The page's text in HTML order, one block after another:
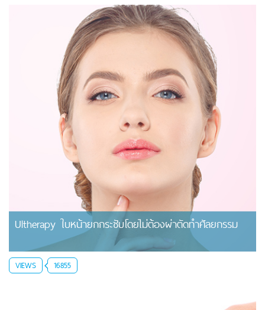
Ultherapy ใบหน้ายกกระชับโดยไม่ต้องผ่าตัดทำศัลยกรรม
VIEWS 16855